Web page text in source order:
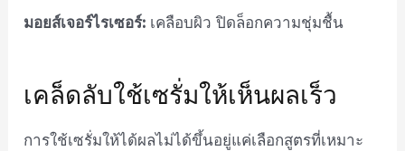
มอยส์เจอร์ไรเซอร์: เคลือบผิว ปิดล็อกความชุ่มชื้น
เคล็ดลับใช้เซรั่มให้เห็นผลเร็ว
การใช้เซรั่มให้ได้ผลไม่ได้ขึ้นอยู่แค่เลือกสูตรที่เหมาะ